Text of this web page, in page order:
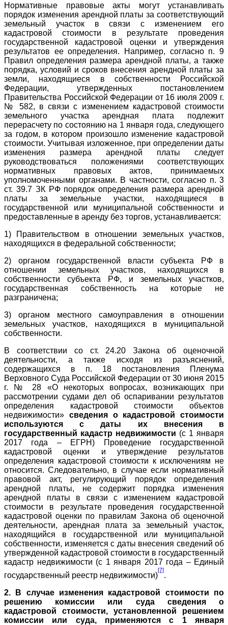
Нормативные правовые акты могут устанавливать
порядок изменения арендной платы за соответствующий
земельный участок в связи с изменением его
кадастровой стоимости в результате проведения
государственной кадастровой оценки и утверждения
результатов ее определения. Например, согласно п. 9
Правил определения размера арендной платы, а также
порядка, условий и сроков внесения арендной платы за
земли, находящиеся в собственности Российской
Федерации, утвержденных постановлением
Правительства Российской Федерации от 16 июля 2009 г.
№ 582, в связи с изменением кадастровой стоимости
земельного участка арендная плата подлежит
перерасчету по состоянию на 1 января года, следующего
за годом, в котором произошло изменение кадастровой
стоимости. Учитывая изложенное, при определении даты
изменения размера арендной платы следует
руководствоваться положениями соответствующих
нормативных правовых актов, принимаемых
уполномоченными органами. В частности, согласно п. 3
ст. 39.7 ЗК РФ порядок определения размера арендной
платы за земельные участки, находящиеся в
государственной или муниципальной собственности и
предоставленные в аренду без торгов, устанавливается:
1) Правительством в отношении земельных участков,
находящихся в федеральной собственности;
2) органом государственной власти субъекта РФ в
отношении земельных участков, находящихся в
собственности субъекта РФ, и земельных участков,
государственная собственность на которые не
разграничена;
3) органом местного самоуправления в отношении
земельных участков, находящихся в муниципальной
собственности.
В соответствии со ст. 24.20 Закона об оценочной
деятельности, а также исходя из разъяснений,
содержащихся в п. 18 постановления Пленума
Верховного Суда Российской Федерации от 30 июня 2015
г. № 28 «О некоторых вопросах, возникающих при
рассмотрении судами дел об оспаривании результатов
определения кадастровой стоимости объектов
недвижимости» сведения о кадастровой стоимости
используются с даты их внесения в
государственный кадастр недвижимости (с 1 января
2017 года – ЕГРН) Проведение государственной
кадастровой оценки и утверждение результатов
определения кадастровой стоимости к исключениям не
относится. Следовательно, в случае если нормативный
правовой акт, регулирующий порядок определения
арендной платы, не содержит порядка изменения
арендной платы в связи с изменением кадастровой
стоимости в результате проведения государственной
кадастровой оценки по правилам Закона об оценочной
деятельности, арендная плата за земельный участок,
находящийся в государственной или муниципальной
собственности, изменяется с даты внесения сведений об
утвержденной кадастровой стоимости в государственный
кадастр недвижимости (с 1 января 2017 года – Единый
государственный реестр недвижимости)
[7]
.
2. В случае изменения кадастровой стоимости по
решению комиссии или суда сведения о
кадастровой стоимости, установленной решением
комиссии или суда, применяются с 1 января